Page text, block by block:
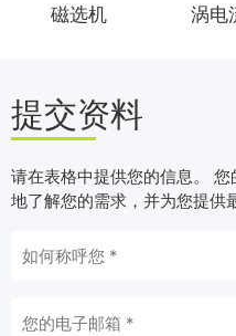
磁选机 涡电
提交资料
请在表格中提供您的信息。
地了解您的需求，并为您提供